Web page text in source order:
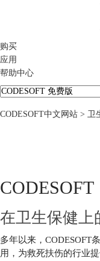
购买
应用
帮助中心
CODESOFT中文网站 > 卫
CODESOFT
在卫生保健上
多年以来，CODESOFT
用，为救死扶伤的行业提